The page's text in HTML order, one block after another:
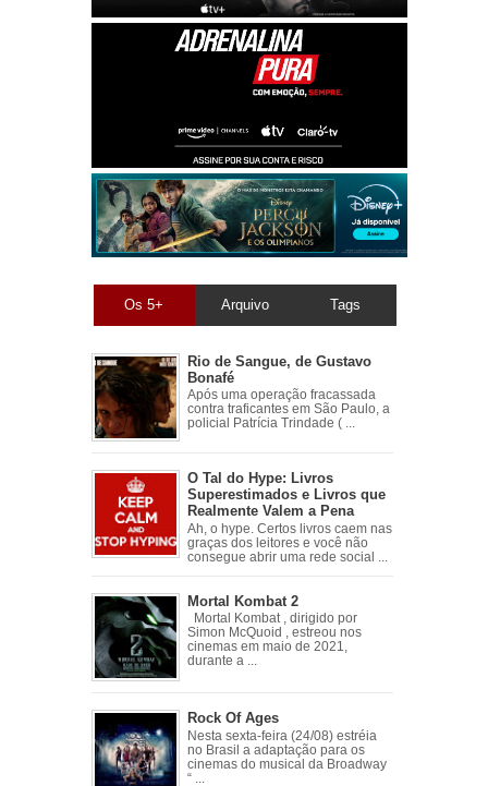
Os 5+ Arquivo Tags
Rio de Sangue, de Gustavo
Bonafé
Após uma operação fracassada
contra traficantes em São Paulo, a
policial Patrícia Trindade ( ...
O Tal do Hype: Livros
Superestimados e Livros que
Realmente Valem a Pena
Ah, o hype. Certos livros caem nas
graças dos leitores e você não
consegue abrir uma rede social ...
Mortal Kombat 2
Mortal Kombat , dirigido por
Simon McQuoid , estreou nos
cinemas em maio de 2021,
durante a ...
Rock Of Ages
Nesta sexta-feira (24/08) estréia
no Brasil a adaptação para os
cinemas do musical da Broadway
“ ...